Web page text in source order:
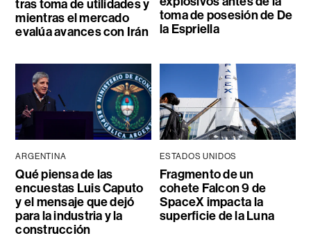
tras toma de utilidades y
mientras el mercado
evalúa avances con Irán
toma de posesión de De
la Espriella
ARGENTINA
Qué piensa de las
encuestas Luis Caputo
y el mensaje que dejó
para la industria y la
construcción
ESTADOS UNIDOS
Fragmento de un
cohete Falcon 9 de
SpaceX impacta la
superficie de la Luna